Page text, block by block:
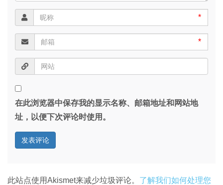
*
*
在此浏览器中保存我的显示名称、邮箱地址和网站地
址，以便下次评论时使用。
此站点使用Akismet来减少垃圾评论。 了解我们如何处理您